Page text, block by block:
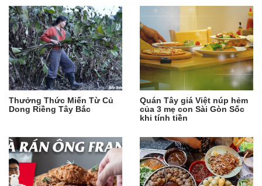
Thưởng Thức Miến Từ Củ
Dong Riềng Tây Bắc
Quán Tây giá Việt núp hẻm
của 3 mẹ con Sài Gòn Sốc
khi tính tiền